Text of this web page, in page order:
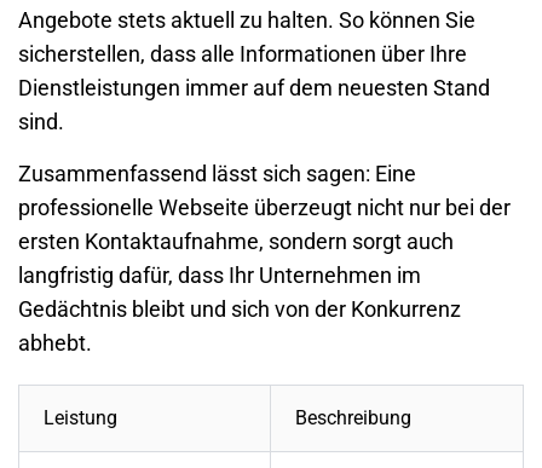
Angebote stets aktuell zu halten. So können Sie
sicherstellen, dass alle Informationen über Ihre
Dienstleistungen immer auf dem neuesten Stand
sind.
Zusammenfassend lässt sich sagen: Eine
professionelle Webseite überzeugt nicht nur bei der
ersten Kontaktaufnahme, sondern sorgt auch
langfristig dafür, dass Ihr Unternehmen im
Gedächtnis bleibt und sich von der Konkurrenz
abhebt.
Leistung Beschreibung